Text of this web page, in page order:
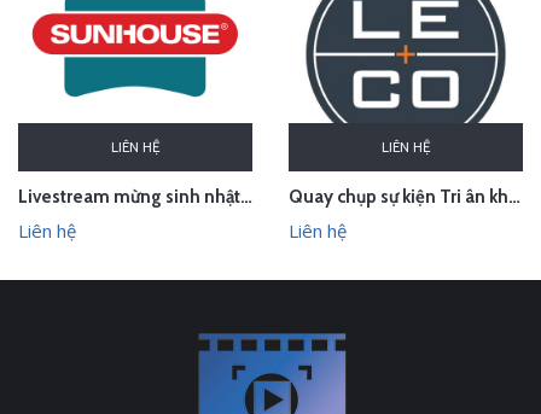
LIÊN HỆ
Livestream mừng sinh nhật Sunhouse
Liên hệ
LIÊN HỆ
Quay chụp sự kiện Tri ân khách hàng Le & Co Estate Agents
Liên hệ